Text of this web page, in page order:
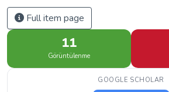
Full item page
11
Görüntülenme
GOOGLE SCHOLAR